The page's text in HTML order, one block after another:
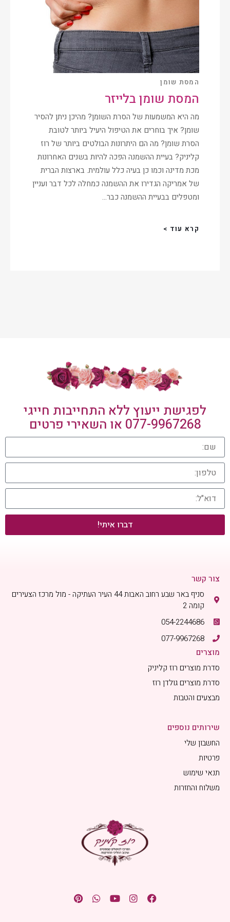
המסת שומן
המסת שומן בלייזר
מה היא המשמעות של הסרת השומן? מהיכן ניתן להסיר
שומן? איך בוחרים את הטיפול היעיל ביותר לטובת
הסרת שומן? מה הם היתרונות הבולטים ביותר של רוז
קליניק? בעיית ההשמנה הפכה להיות בשנים האחרונות
מכת מדינה וכמו כן בעיה כלל עולמית. בארצות הברית
של אמריקה הגדירו את ההשמנה כמחלה לכל דבר ועניין
ומטפלים בבעיית ההשמנה כבר…
קרא עוד >
לפגישת ייעוץ ללא התחייבות חייגי
077-9967268 או השאירי פרטים
דברו איתי!
צור קשר
סניף באר שבע רחוב האבות 44 העיר העתיקה - מול מרכז הצעירים
קומה 2
054-2244686
077-9967268
מוצרים
סדרת מוצרים רוז קליניק
סדרת מוצרים גולדן רוז
מבצעים והטבות
שירותים נוספים
החשבון שלי
פרטיות
תנאי שימוש
משלוח והחזרות